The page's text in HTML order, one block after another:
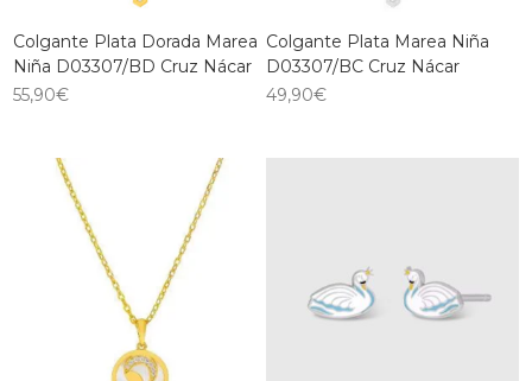
Colgante Plata Dorada Marea
Niña D03307/BD Cruz Nácar
55,90€
Colgante Plata Marea Niña
D03307/BC Cruz Nácar
49,90€